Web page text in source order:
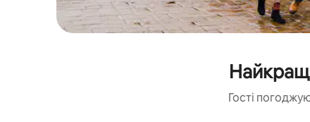
Гості